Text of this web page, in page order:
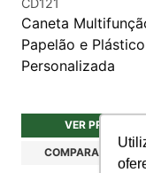
Caneta
Papelão e Plástico
Personalizada
VER PRODUTO
COMPARAR